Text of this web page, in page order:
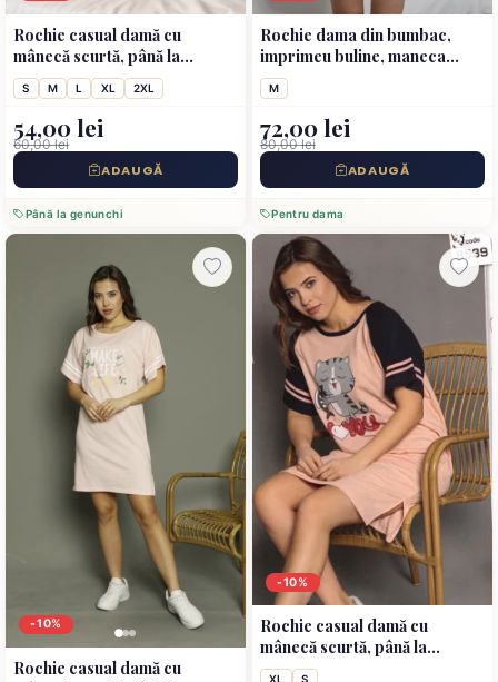
Rochie casual damă cu
mânecă scurtă, până la
genunchi, imprimeu ,,Sleep'',
roz
S M L XL 2XL
54,00 lei
60,00 lei
ADAUGĂ
Până la genunchi
Rochie dama din bumbac,
imprimeu buline, maneca
scurta pana la genunchi, roz
M
72,00 lei
80,00 lei
ADAUGĂ
Pentru dama
-10%
Rochie casual damă cu
-10%
Rochie casual damă cu
mânecă scurtă, până la
genunchi, imprimeu I Love
XL S